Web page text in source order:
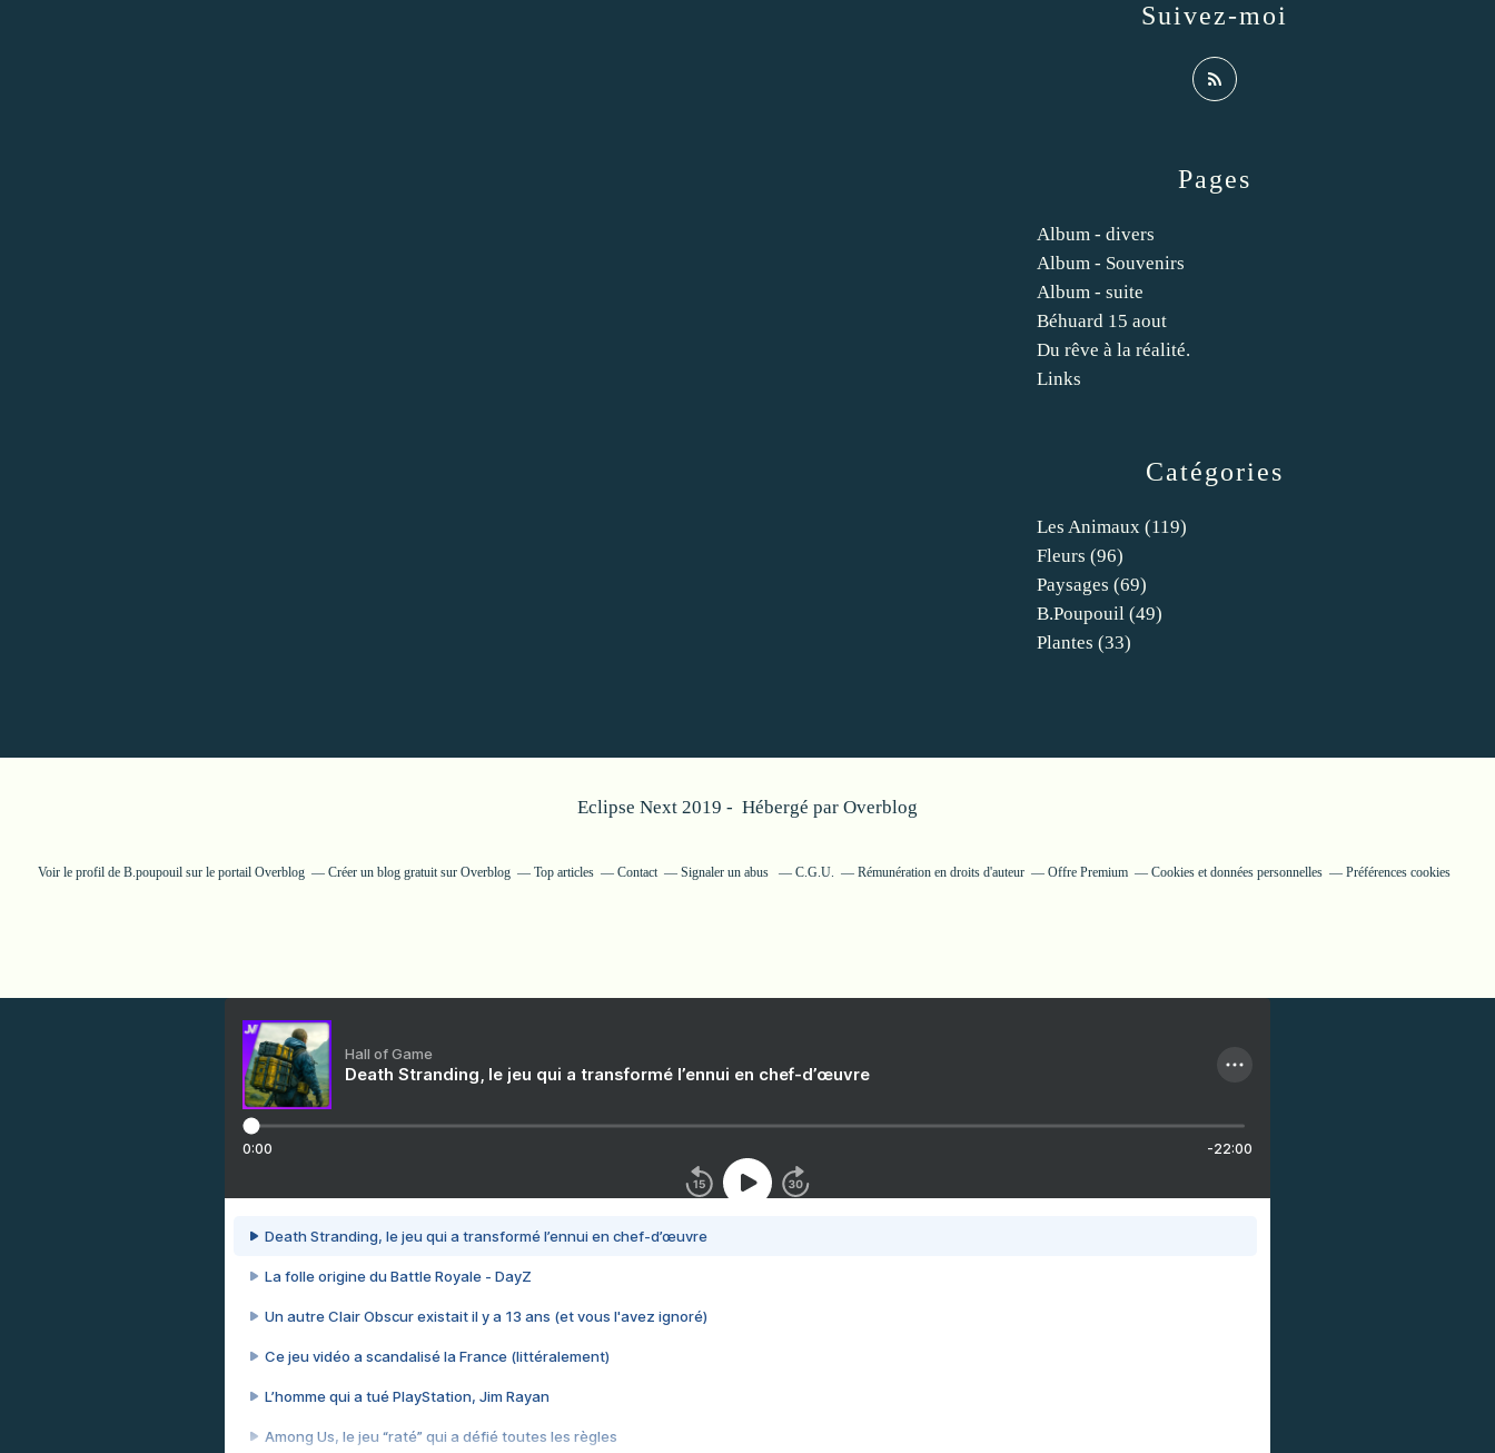
Catégories
Les Animaux (119)
Fleurs (96)
Paysages (69)
B.poupouil (49)
Plantes (33)
Pages
Album - divers
Album - Souvenirs
Album - suite
Béhuard 15 aout
Du rêve à la réalité.
Links
Suivez-moi
Eclipse Next 2019 - Hébergé par Overblog
Voir le profil de B.poupouil sur le portail Overblog Créer un blog gratuit sur Overblog Top articles Contact Signaler un abus C.G.U. Rémunération en droits d'auteur Offre Premium Cookies et données personnelles Préférences cookies
Hall of Game
Death Stranding, le jeu qui a transformé l’ennui en chef-d’œuvre
0:00 -22:00
Death Stranding, le jeu qui a transformé l’ennui en chef-d’œuvre
La folle origine du Battle Royale - DayZ
Un autre Clair Obscur existait il y a 13 ans (et vous l'avez ignoré)
Ce jeu vidéo a scandalisé la France (littéralement)
L’homme qui a tué PlayStation, Jim Rayan
Among Us, le jeu “raté” qui a défié toutes les règles